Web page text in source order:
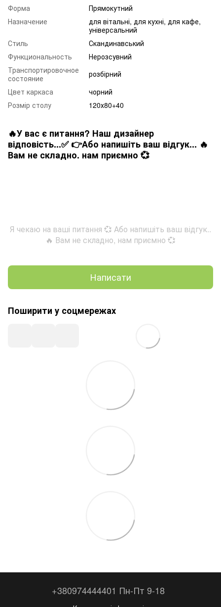
Форма
Прямокутний
Назначение
для вітальні, для кухні, для кафе,
універсальний
Стиль
Скандинавський
Функциональность
Нерозсувний
Транспортировочное
состояние
розбірний
Цвет каркаса
чорний
Розмір столу
120х80+40
🔥У вас є питання? Наш дизайнер
відповість...✅ 👉Або напишіть ваш відгук... 🔥
Вам не складно. нам приємно 💞
Я чекаю на ваші питання 💞 Або напишіть ваш відгук..
🔥 Вам не складно, нам приємно 💞
Написати
Поширити у соцмережах
+380974444401 Пн-Пт 9-18